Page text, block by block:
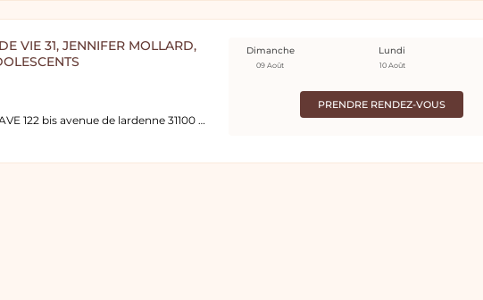
VIE 31, JENNIFER MOLLARD,
21 LOT LES BALCONS DE LA SAVE 122 bis avenue de lardenne 31100 Toulouse
PRENDRE RENDEZ-VOUS
Dimanche
09 Août
Lundi
10 Août